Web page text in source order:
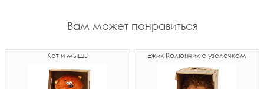
Вам может понравиться
Кот и мышь Ёжик Колюнчик с узелочком